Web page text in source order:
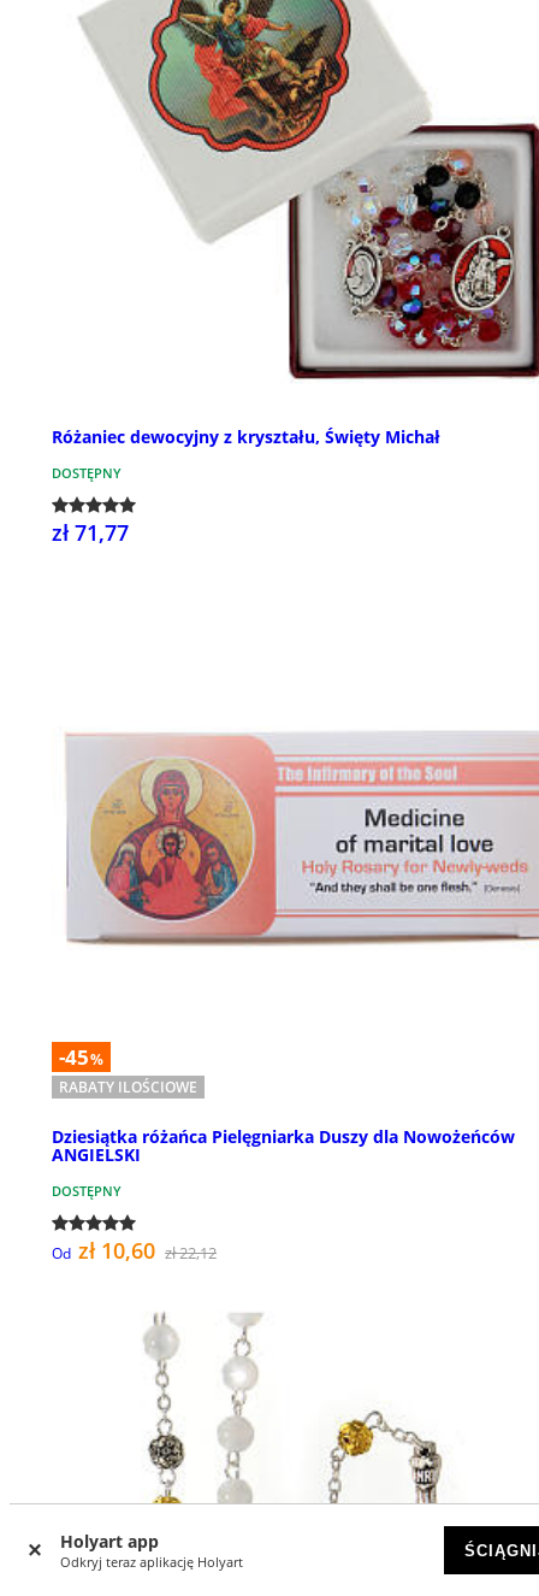
Holyart app
Odkryj teraz aplikację Holyart
Różaniec dewocyjny z kryształu, Święty Michał
DOSTĘPNY
zł 71,77
-45%
RABATY ILOŚCIOWE
Dziesiątka różańca Pielęgniarka Duszy dla Nowożeńców
ANGIELSKI
DOSTĘPNY
Od zł 10,60 zł 22,12